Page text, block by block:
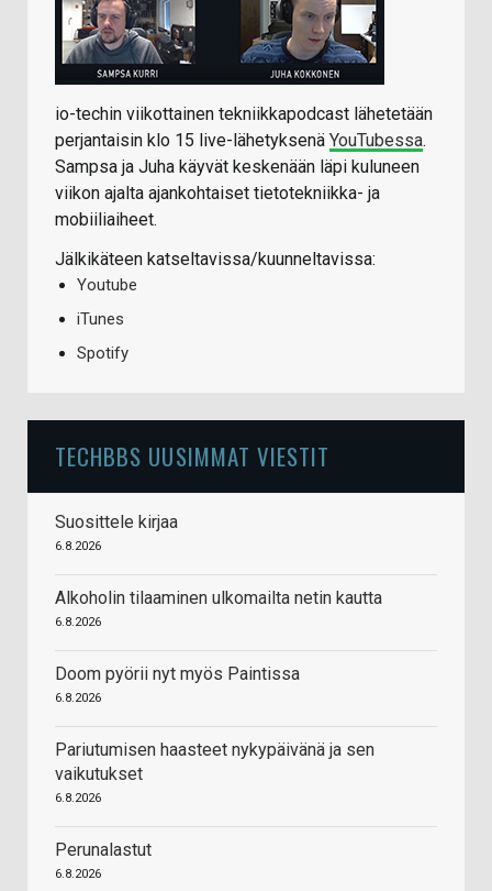
io-techin viikottainen tekniikkapodcast lähetetään
perjantaisin klo 15 live-lähetyksenä YouTubessa.
Sampsa ja Juha käyvät keskenään läpi kuluneen
viikon ajalta ajankohtaiset tietotekniikka- ja
mobiiliaiheet.
Jälkikäteen katseltavissa/kuunneltavissa:
Youtube
iTunes
Spotify
TECHBBS UUSIMMAT VIESTIT
Suosittele kirjaa
6.8.2026
Alkoholin tilaaminen ulkomailta netin kautta
6.8.2026
Doom pyörii nyt myös Paintissa
6.8.2026
Pariutumisen haasteet nykypäivänä ja sen
vaikutukset
6.8.2026
Perunalastut
6.8.2026